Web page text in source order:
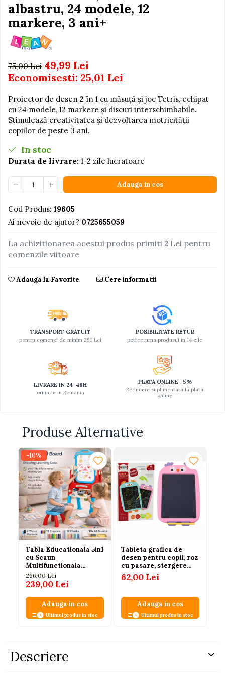
Jucarii de baie
Seturi de frumusete
Caluti balansoar
muzicale
Figurine
Ateliere si unelte
Blocuri de constructie
Covorase de dans
Creative
De plus
Electrocasnice si bucatarii
Fotolii gonflabile
Jocuri de indemanare
Jocuri sportive
Jucarii educative din lemn
Motociclete
Proiectoare
Saltelute si centre de activitati
Seturi de doctor
Seturi de rufe
Trenulete
Vehicule de constructii
Ingrijire cosmetica mamici
Perioada Alaptarii
Perioada Sarcinii
Pompe de san
Sisteme De Purtare
albastru, 24 modele, 12
markere, 3 ani+
75,00 Lei 49,99 Lei
Economisesti: 25,01 Lei
Proiector de desen 2 în 1 cu măsuță și joc Tetris, echipat
cu 24 modele, 12 markere și discuri interschimbabile.
Stimulează creativitatea și dezvoltarea motricității
copiilor de peste 3 ani.
In stoc
Durata de livrare: 1-2 zile lucratoare
Adauga in cos
Cod Produs: 19605
Ai nevoie de ajutor? 0725655059
La achizitionarea acestui produs primiti 2 Lei pentru
comenzile viitoare
Adauga la Favorite Cere informatii
TRANSPORT GRATUIT
pentru comenzi de minim 250 Lei
POSIBILITATE RETUR
poti returna produsul in 14 zile
LIVRARE IN 24-48H
oriunde in Romania
PLATA ONLINE -5%
Reducere suplimentara la plata
online
Produse Alternative
-10%
Tabla Educationala 5in1
cu Scaun
Multifunctionala
Accesorii Albastru
266,00 Lei
239,00 Lei
Adauga in cos
Ultimul produs in stoc
Tableta grafica de
desen pentru copii, roz
cu pasare, stergere
rapida prin buton,
reutilizabila (3+ ani)
62,00 Lei
Adauga in cos
Ultimul produs in stoc
Descriere